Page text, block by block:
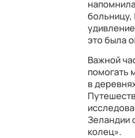
больницу,
это была
Важной
помогать
в
Зеландии
колец».